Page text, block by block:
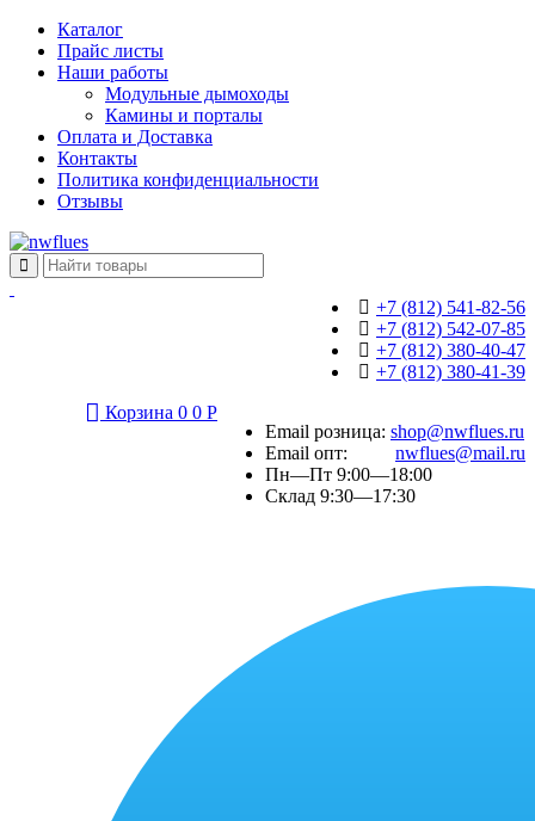
Каталог
Прайс листы
Наши работы
Модульные дымоходы
Камины и порталы
Оплата и Доставка
Контакты
Политика конфиденциальности
Отзывы
+7 (812) 541-82-56
+7 (812) 542-07-85
+7 (812) 380-40-47
+7 (812) 380-41-39
Email розница: shop@nwflues.ru
Email опт: nwflues@mail.ru
Пн—Пт 9:00—18:00
Склад 9:30—17:30
Корзина 0 0 Р